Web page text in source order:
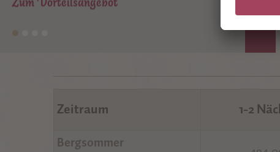
Zeitraum
Bergsommer
1-2